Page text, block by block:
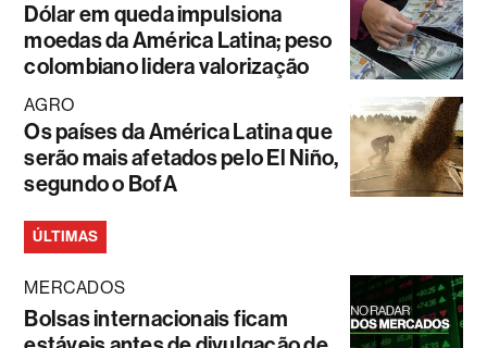
Dólar em queda impulsiona
moedas da América Latina; peso
colombiano lidera valorização
AGRO
Os países da América Latina que
serão mais afetados pelo El Niño,
segundo o BofA
ÚLTIMAS
MERCADOS
Bolsas internacionais ficam